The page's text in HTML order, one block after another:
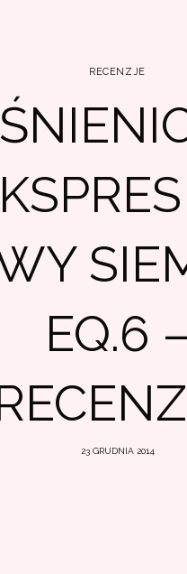
RECENZJE
EQ.6 –
23 GRUDNIA 2014